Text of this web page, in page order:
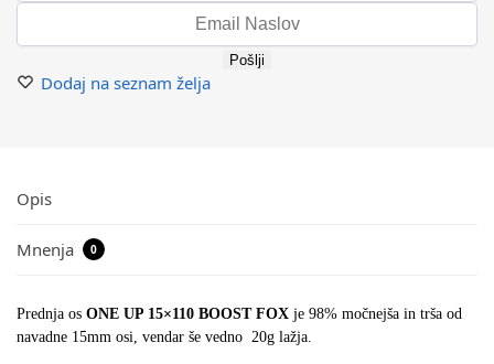
Pošlji
Dodaj na seznam želja
Opis
Mnenja 0
Prednja os ONE UP 15×110 BOOST FOX je 98% močnejša in trša od
navadne 15mm osi, vendar še vedno 20g lažja.